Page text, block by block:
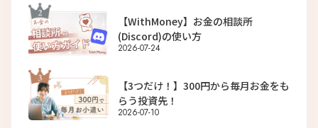
【WithMoney】お金の相談所
(Discord)の使い方
2026-07-24
【3つだけ！】300円から毎月お金をも
らう投資先！
2026-07-10